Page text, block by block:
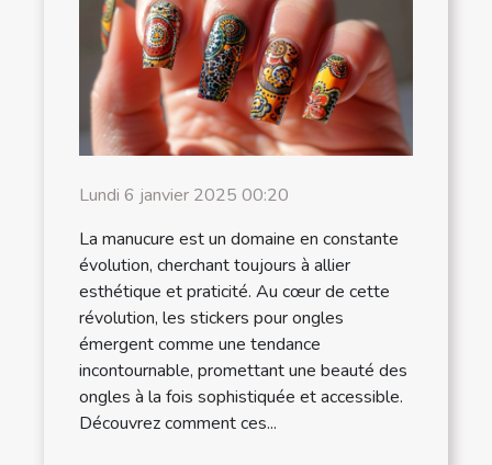
Lundi 6 janvier 2025 00:20
La manucure est un domaine en constante
évolution, cherchant toujours à allier
esthétique et praticité. Au cœur de cette
révolution, les stickers pour ongles
émergent comme une tendance
incontournable, promettant une beauté des
ongles à la fois sophistiquée et accessible.
Découvrez comment ces...